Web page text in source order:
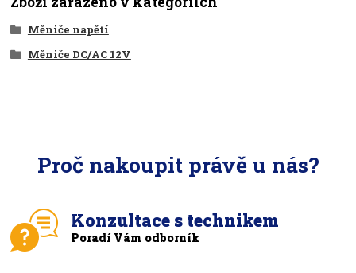
Měniče napětí
Měniče DC/AC 12V
Proč nakoupit právě u nás?
Konzultace s technikem
Poradí Vám odborník